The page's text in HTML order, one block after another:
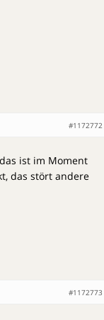
#1172772
ist im Moment
das stört andere
#1172773